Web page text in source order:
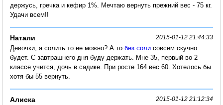
держусь, гречка и кефир 1%. Мечтаю вернуть прежний вес - 75 кг.
Удачи всем!!
Натали 2015-01-12 21:44:33
Девочки, а солить то ее можно? А тобез соли совсем скучно
будет. С завтрашнего дня буду держать. Мне 35, первый во 2
классе учится, дочь в садике. При росте 164 вес 60. Хотелось бы
хотя бы 55 вернуть.
Алиска 2015-01-12 21:12:34